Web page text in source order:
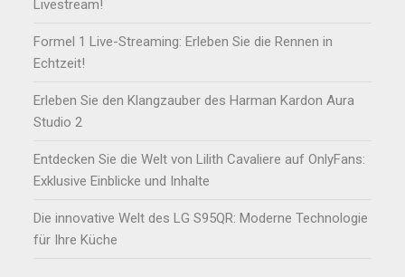
Livestream!
Formel 1 Live-Streaming: Erleben Sie die Rennen in
Echtzeit!
Erleben Sie den Klangzauber des Harman Kardon Aura
Studio 2
Entdecken Sie die Welt von Lilith Cavaliere auf OnlyFans:
Exklusive Einblicke und Inhalte
Die innovative Welt des LG S95QR: Moderne Technologie
für Ihre Küche